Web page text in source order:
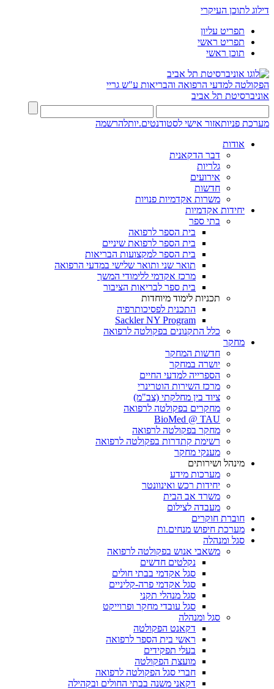
דילוג לתוכן העיקרי
תפריט עליון
תפריט ראשי
תוכן ראשי
הפקולטה למדעי הרפואה והבריאות ע"ש גריי
אוניברסיטת תל אביב
מערכת פניותאזור אישי לסטודנטים.יותלהרשמה
אודות
דבר הדקאנית
גלריות
אירועים
חדשות
משרות אקדמיות פנויות
יחידות אקדמיות
בתי ספר
בית הספר לרפואה
בית הספר לרפואת שיניים
בית הספר למקצועות הבריאות
תואר שני ותואר שלישי במדעי הרפואה
מרכז אקדמי ללימודי המשך
בית ספר לבריאות הציבור
תכניות לימוד מיוחדות
התכנית לפסיכותרפיה
Sackler NY Program
כלל התקנונים בפקולטה לרפואה
מחקר
חדשות המחקר
יושרה במחקר
הספרייה למדעי החיים
מרכז השירות הוטרינרי
ציוד בין מחלקתי (צב"מ)
מחקרים בפקולטה לרפואה
BioMed @ TAU
מחקר בפקולטה לרפואה
רשימת קתדרות בפקולטה לרפואה
מענקי מחקר
מינהל ושירותים
מערכות מידע
יחידות רכש ואינוונטר
משרד אב הבית
מעבדה לצילום
חוברת חוקרים
מערכת חיפוש מנחים.ות
סגל ומנהלה
משאבי אנוש בפקולטה לרפואה
נקלטים חדשים
סגל אקדמי בבתי חולים
סגל אקדמי פרה-קליניים
סגל מנהלי תקני
סגל עובדי מחקר ופרוייקט
סגל ומנהלה
דקאנט הפקולטה
ראשי בית הספר לרפואה
בעלי תפקידים
מועצת הפקולטה
חברי סגל הפקולטה לרפואה
דקאני משנה בבתי החולים ובקהילה